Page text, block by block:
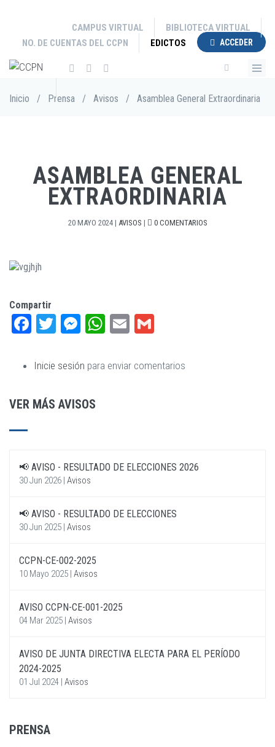
contenido
CAMPUS VIRTUAL
BIBLIOTECA VIRTUAL
NO. DE CUENTAS DEL CCPN
EDICTOS ACCEDER
Sobrescribir
navegación
Inicio / Prensa / Avisos / Asamblea General Extraordinaria
ASAMBLEA GENERAL
EXTRAORDINARIA
20 MAYO 2024 | AVISOS | 0 COMENTARIOS
Compartir
Facebook
TwitterMessenger
WhatsApp
Email
Inicie sesión para enviar comentarios
VER MÁS AVISOS
📢 AVISO - RESULTADO DE ELECCIONES 2026
30 Jun 2026 | Avisos
📢 AVISO - RESULTADO DE ELECCIONES
30 Jun 2025 | Avisos
CCPN-CE-002-2025
10 Mayo 2025 | Avisos
AVISO CCPN-CE-001-2025
04 Mar 2025 | Avisos
AVISO DE JUNTA DIRECTIVA ELECTA PARA EL PERÍODO
2024-2025
01 Jul 2024 | Avisos
PRENSA